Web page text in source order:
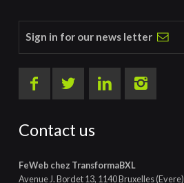
Sign in for our news letter
Contact us
FeWeb chez TransformaBXL
Avenue J. Bordet 13, 1140 Bruxelles (Evere)